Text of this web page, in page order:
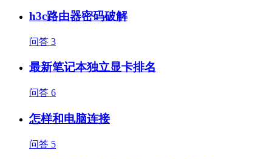
h3c路由器密码破解
问答 3
最新笔记本独立显卡排名
问答 6
怎样和电脑连接
问答 5